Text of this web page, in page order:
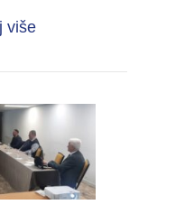
višeabout Deveta